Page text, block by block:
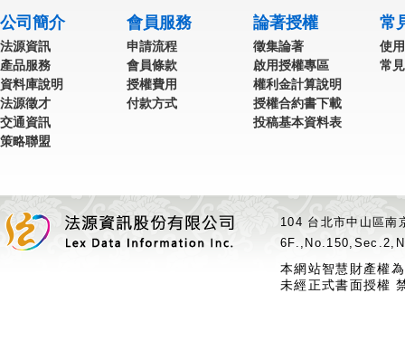
公司簡介
法源資訊
產品服務
資料庫說明
法源徵才
交通資訊
策略聯盟
會員服務
申請流程
會員條款
授權費用
付款方式
論著授權
徵集論著
啟用授權專區
權利金計算說明
授權合約書下載
投稿基本資料表
常
使
常
104 台北市中山區
本網站智慧財產權
未經正式書面授權